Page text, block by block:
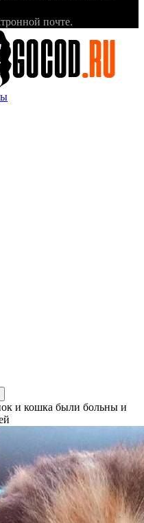
почте.
и кошка были больны и